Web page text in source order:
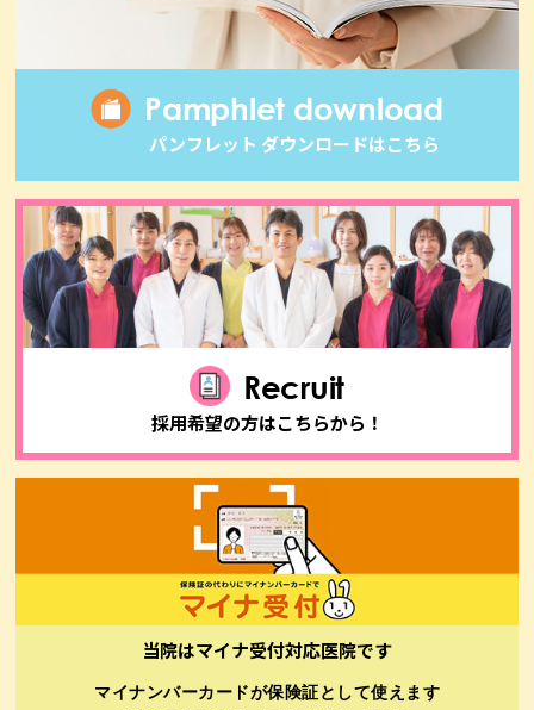
Pamphlet download
パンフレット ダウンロードはこちら
Recruit
採用希望の方はこちらから！
当院はマイナ受付対応医院です
マイナンバーカードが保険証として使えます